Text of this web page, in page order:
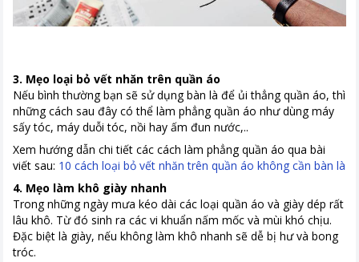
3. Mẹo loại bỏ vết nhăn trên quần áo
Nếu bình thường bạn sẽ sử dụng bàn là để ủi thẳng quần áo, thì
những cách sau đây có thể làm phẳng quần áo như dùng máy
sấy tóc, máy duỗi tóc, nồi hay ấm đun nước,..
Xem hướng dẫn chi tiết các cách làm phẳng quần áo qua bài
viết sau: 10 cách loại bỏ vết nhăn trên quần áo không cần bàn là
4. Mẹo làm khô giày nhanh
Trong những ngày mưa kéo dài các loại quần áo và giày dép rất
lâu khô. Từ đó sinh ra các vi khuẩn nấm mốc và mùi khó chịu.
Đặc biệt là giày, nếu không làm khô nhanh sẽ dễ bị hư và bong
tróc.